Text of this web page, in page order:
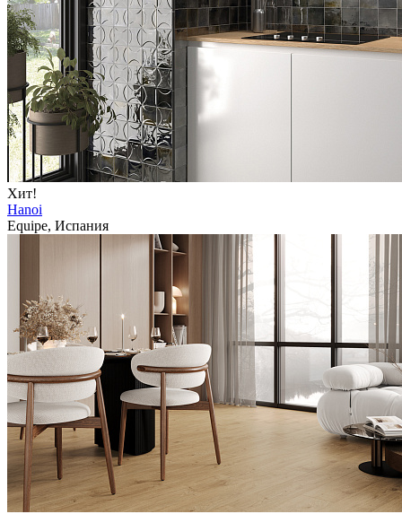
Хит!
Hanoi
Equipe, Испания